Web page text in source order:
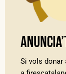
Si vols donar